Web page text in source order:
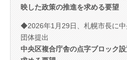
映した政策の推進を求める要望
◆2026年1月29日、札幌市長に
団体提出
中央区複合庁舎の点字ブロック